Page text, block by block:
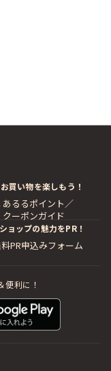
買い物を楽しもう！
あるるポイント／
クーポンガイド
ョップの魅力をPR！
PR申込みフォーム
便利に！